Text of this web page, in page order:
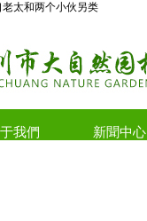
老太和两个小伙另类
我們 新聞中心